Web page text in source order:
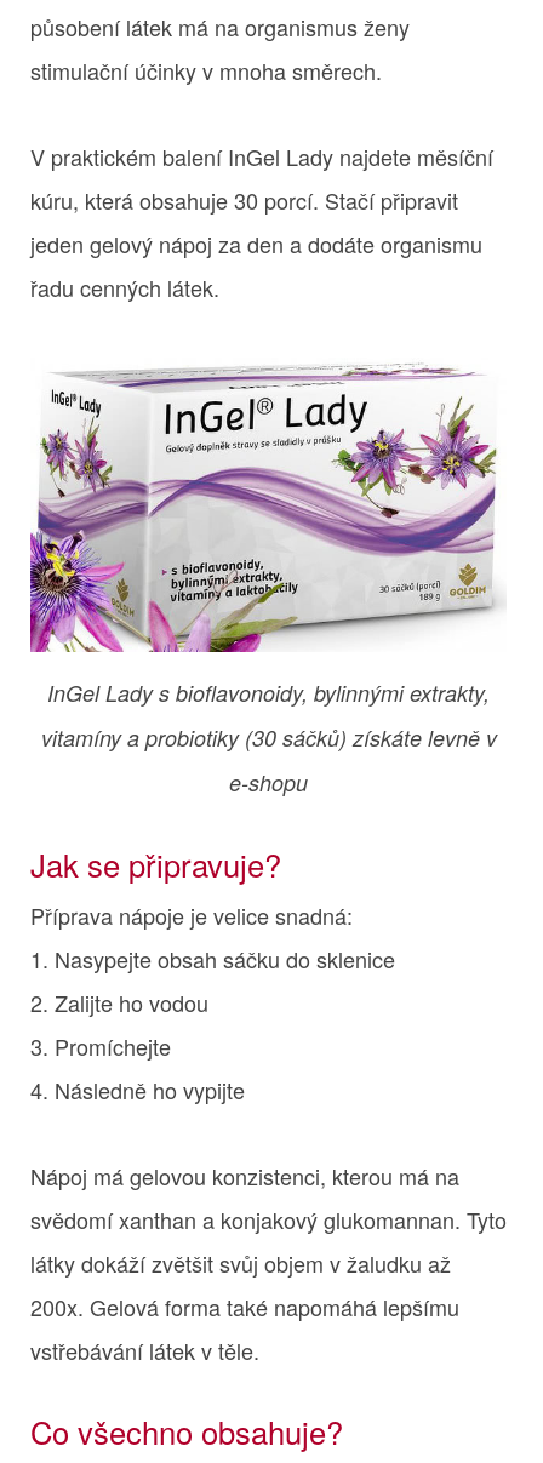
působení látek má na organismus ženy
stimulační účinky v mnoha směrech.
V praktickém balení InGel Lady najdete měsíční
kúru, která obsahuje 30 porcí. Stačí připravit
jeden gelový nápoj za den a dodáte organismu
řadu cenných látek.
InGel Lady s bioflavonoidy, bylinnými extrakty,
vitamíny a probiotiky (30 sáčků) získáte levně v
e-shopu
Jak se připravuje?
Příprava nápoje je velice snadná:
1. Nasypejte obsah sáčku do sklenice
2. Zalijte ho vodou
3. Promíchejte
4. Následně ho vypijte
Nápoj má gelovou konzistenci, kterou má na
svědomí xanthan a konjakový glukomannan. Tyto
látky dokáží zvětšit svůj objem v žaludku až
200x. Gelová forma také napomáhá lepšímu
vstřebávání látek v těle.
Co všechno obsahuje?